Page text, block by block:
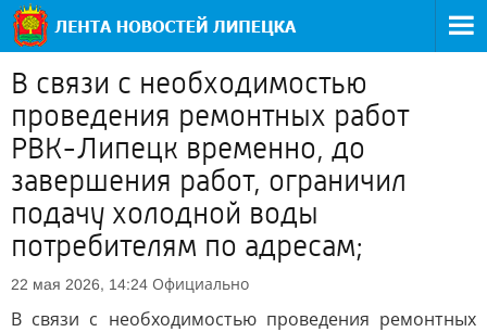
В связи с необходимостью
проведения ремонтных работ
РВК-Липецк временно, до
завершения работ, ограничил
подачу холодной воды
потребителям по адресам;
22 мая 2026, 14:24 Официально
В связи с необходимостью проведения ремонтных